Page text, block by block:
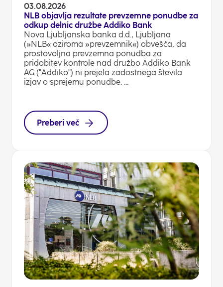
03.08.2026
NLB objavlja rezultate prevzemne ponudbe za
odkup delnic družbe Addiko Bank
Nova Ljubljanska banka d.d., Ljubljana
(»NLB« oziroma »prevzemnik«) obvešča, da
prostovoljna prevzemna ponudba za
pridobitev kontrole nad družbo Addiko Bank
AG ("Addiko") ni prejela zadostnega števila
izjav o sprejemu ponudbe. ...
Preberi več